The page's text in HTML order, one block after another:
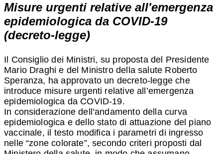
Misure urgenti relative all'emergenza
epidemiologica da COVID-19
(decreto-legge)
Il Consiglio dei Ministri, su proposta del Presidente
Mario Draghi e del Ministro della salute Roberto
Speranza, ha approvato un decreto-legge che
introduce misure urgenti relative all’emergenza
epidemiologica da COVID-19.
In considerazione dell’andamento della curva
epidemiologica e dello stato di attuazione del piano
vaccinale, il testo modifica i parametri di ingresso
nelle “zone colorate”, secondo criteri proposti dal